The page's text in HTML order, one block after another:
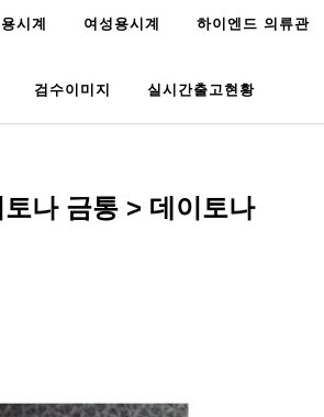
시계 여성용시계 하이엔드 의류관
검수이미지 실시간출고현황
나 금통 > 데이토나